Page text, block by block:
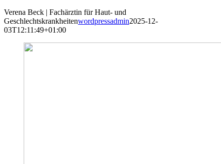
Verena Beck | Fachärztin für Haut- und
Geschlechtskrankheitenwordpressadmin2025-12-
03T12:11:49+01:00